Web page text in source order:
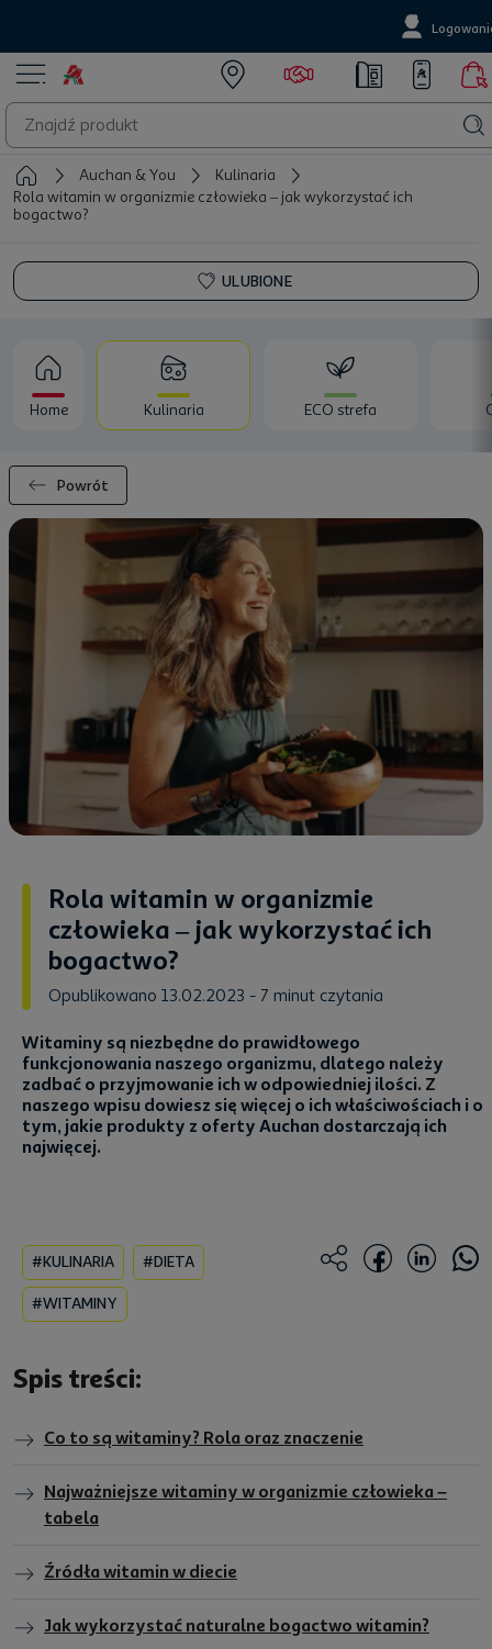
Auchan & You
Kulinaria
Rola witamin w organizmie człowieka – jak wykorzystać ich
bogactwo?
ULUBIONE
Home Kulinaria ECO strefa
Powrót
Rola witamin w organizmie
człowieka – jak wykorzystać ich
bogactwo?
Opublikowano 13.02.2023 - 7 minut czytania
Witaminy są niezbędne do prawidłowego
funkcjonowania naszego organizmu, dlatego należy
zadbać o przyjmowanie ich w odpowiedniej ilości. Z
naszego wpisu dowiesz się więcej o ich właściwościach i o
tym, jakie produkty z oferty Auchan dostarczają ich
najwięcej.
#KULINARIA #DIETA
#WITAMINY
Spis treści:
Co to są witaminy? Rola oraz znaczenie
Najważniejsze witaminy w organizmie człowieka –
tabela
Źródła witamin w diecie
Jak wykorzystać naturalne bogactwo witamin?